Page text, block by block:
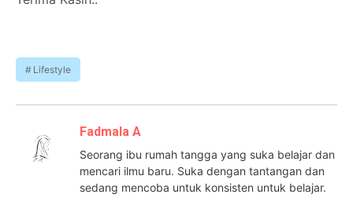
Lifestyle
Fadmala A
Seorang ibu rumah tangga yang suka belajar dan
mencari ilmu baru. Suka dengan tantangan dan
sedang mencoba untuk konsisten untuk belajar.